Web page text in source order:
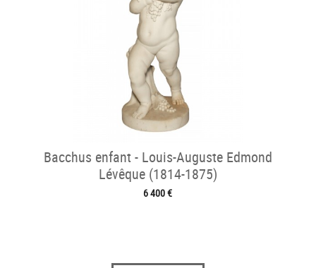
Bacchus enfant - Louis-Auguste Edmond
Lévêque (1814-1875)
6 400 €